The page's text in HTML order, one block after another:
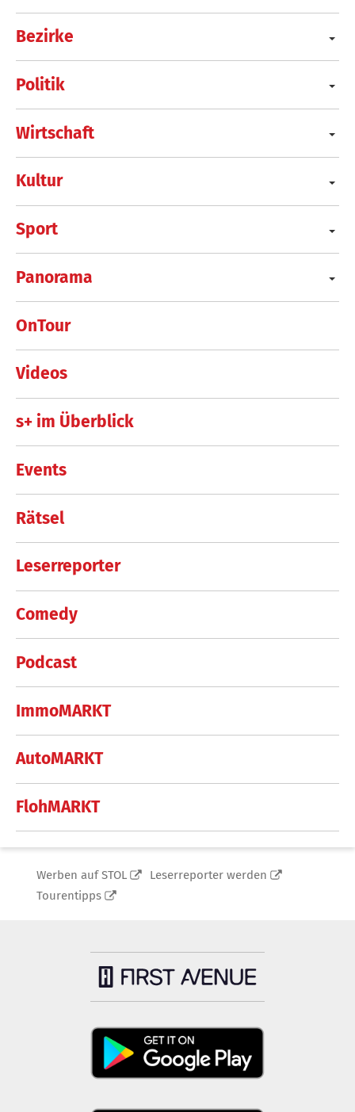
Bezirke
Politik
Wirtschaft
Kultur
Sport
Panorama
OnTour
Videos
s+ im Überblick
Events
Rätsel
Leserreporter
Comedy
Podcast
ImmoMARKT
AutoMARKT
FlohMARKT
Werben auf STOL
Leserreporter werden
Tourentipps